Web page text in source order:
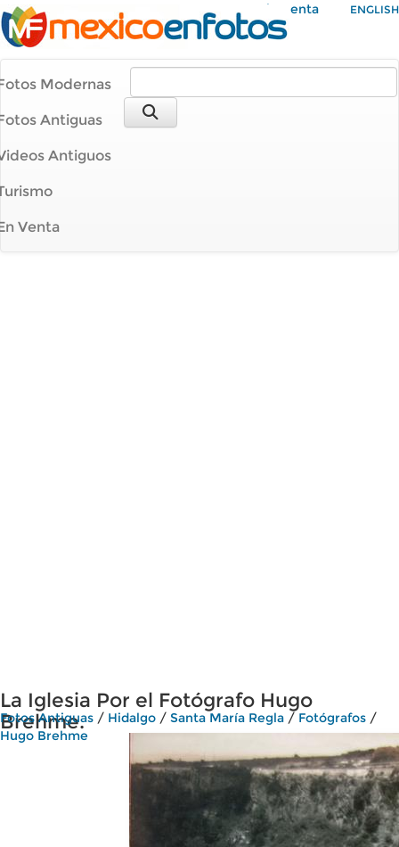
Mi Cuenta ENGLISH
Modernas
Antiguas
Antiguos
Venta
La Iglesia Por el Fotógrafo Hugo
Brehme.
Fotos Antiguas / Hidalgo / Santa María Regla / Fotógrafos /
Hugo Brehme